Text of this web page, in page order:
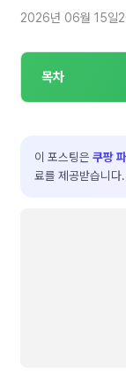
2026년 06월 15일
목차
이 포스팅은 쿠팡
료를 제공받습니다